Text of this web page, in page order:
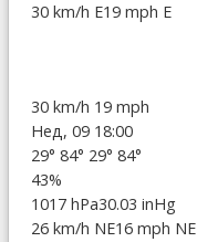
30 km/h E19 mph E
30 km/h 19 mph
Нед, 09 18:00
29° 84° 29° 84°
43%
1017 hPa30.03 inHg
26 km/h NE16 mph NE